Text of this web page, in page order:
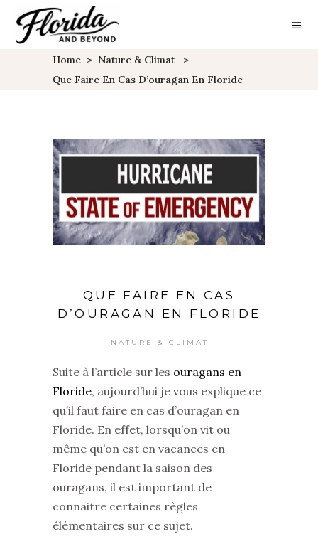
Home > Nature & Climat
>
Que Faire En Cas D’ouragan En Floride
QUE FAIRE EN CAS
D’OURAGAN EN FLORIDE
NATURE & CLIMAT
Suite à l’article sur les ouragans en
Floride, aujourd’hui je vous explique ce
qu’il faut faire en cas d’ouragan en
Floride. En effet, lorsqu’on vit ou
même qu’on est en vacances en
Floride pendant la saison des
ouragans, il est important de
connaitre certaines règles
élémentaires sur ce sujet.